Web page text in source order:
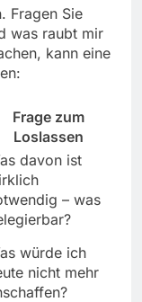
Fragen Sie
was raubt mir
kann eine
Frage zum
Loslassen
davon ist
– was
würde ich
nicht mehr